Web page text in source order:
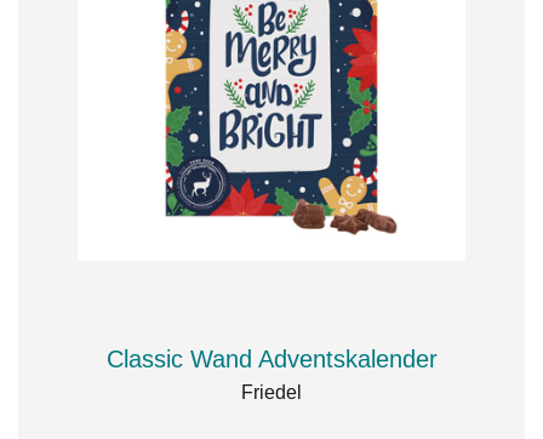
Classic Wand Adventskalender
Friedel